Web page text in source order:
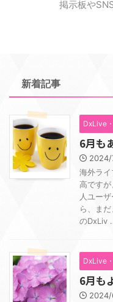
掲示板や
新着記事
DxLive
6月も
2024/
海外ラ
高です
人ユー
ら、ま
のDxLiv
DxLive
6月も